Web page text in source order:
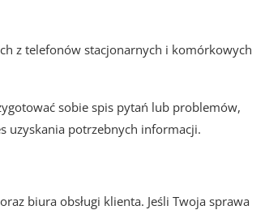
z telefonów stacjonarnych i komórkowych
sobie spis pytań lub problemów,
uzyskania potrzebnych informacji.
biura obsługi klienta. Jeśli Twoja sprawa